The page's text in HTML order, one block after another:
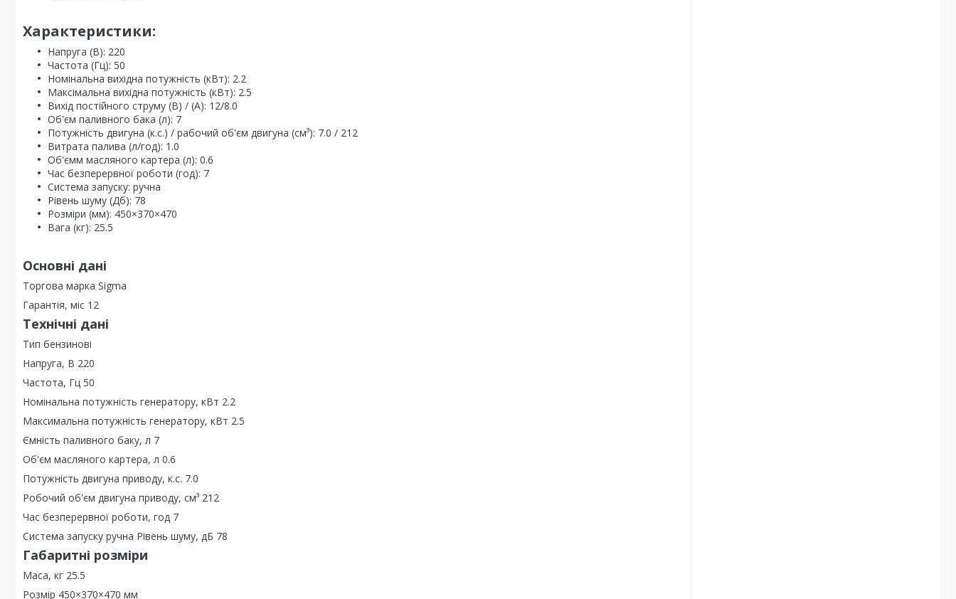
Характеристики:
Напруга (В): 220
Частота (Гц): 50
Номінальна вихідна потужність (кВт): 2.2
Максімальна вихідна потужність (кВт): 2.5
Вихід постійного струму (В) / (А): 12/8.0
Об'єм паливного бака (л): 7
Потужність двигуна (к.с.) / рабочий об'єм двигуна (см³): 7.0 / 212
Витрата палива (л/год): 1.0
Об'ємм масляного картера (л): 0.6
Час безперервної роботи (год): 7
Система запуску: ручна
Рівень шуму (Дб): 78
Розміри (мм): 450×370×470
Вага (кг): 25.5
Основні дані
Торгова марка Sigma
Гарантія, міс 12
Технічні дані
Тип бензинові
Напруга, В 220
Частота, Гц 50
Номінальна потужність генератору, кВт 2.2
Максимальна потужність генератору, кВт 2.5
Ємність паливного баку, л 7
Об'єм масляного картера, л 0.6
Потужність двигуна приводу, к.с. 7.0
Робочий об'єм двигуна приводу, см³ 212
Час безперервної роботи, год 7
Система запуску ручна Рівень шуму, дБ 78
Габаритні розміри
Маса, кг 25.5
Розмір 450×370×470 мм